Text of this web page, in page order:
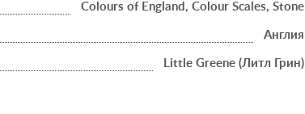
Colours of England, Colour Scales, Stone
Англия
Little Greene (Литл Грин)